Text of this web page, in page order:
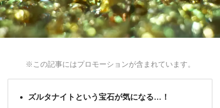
※この記事にはプロモーションが含まれています。
ズルタナイトという宝石が気になる…！